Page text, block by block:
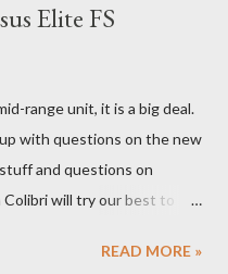
Elite FS
range unit, it is a big deal.
with questions on the new
and questions on
will try our best to
READ MORE »